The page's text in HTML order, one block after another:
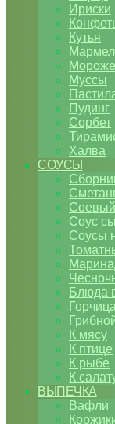
Ириски
Кутья
Муссы
Пудинг
Сорбет
Халва
СОУСЫ
Соус
Соусы
Блюда
Горчица
К мясу
К птице
К рыбе
К
ВЫПЕЧКА
Вафли